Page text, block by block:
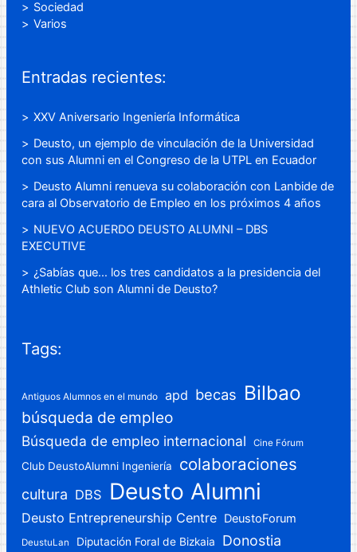
Sociedad
Varios
Entradas recientes:
XXV Aniversario Ingeniería Informática
Deusto, un ejemplo de vinculación de la Universidad
con sus Alumni en el Congreso de la UTPL en Ecuador
Deusto Alumni renueva su colaboración con Lanbide de
cara al Observatorio de Empleo en los próximos 4 años
NUEVO ACUERDO DEUSTO ALUMNI – DBS
EXECUTIVE
¿Sabías que… los tres candidatos a la presidencia del
Athletic Club son Alumni de Deusto?
Tags:
Antiguos Alumnos en el mundo apd becas Bilbao
búsqueda de empleo
Búsqueda de empleo internacional Cine Fórum
Club DeustoAlumni Ingeniería colaboraciones
cultura DBS Deusto Alumni
Deusto Entrepreneurship Centre DeustoForum
DeustuLan Diputación Foral de Bizkaia Donostia